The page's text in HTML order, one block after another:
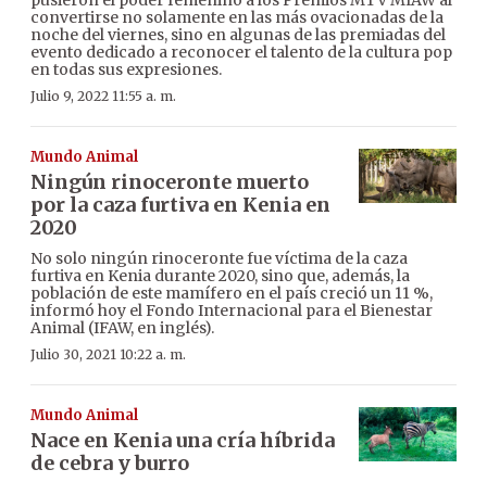
convertirse no solamente en las más ovacionadas de la
noche del viernes, sino en algunas de las premiadas del
evento dedicado a reconocer el talento de la cultura pop
en todas sus expresiones.
Julio 9, 2022 11:55 a. m.
Mundo Animal
Ningún rinoceronte muerto
por la caza furtiva en Kenia en
2020
No solo ningún rinoceronte fue víctima de la caza
furtiva en Kenia durante 2020, sino que, además, la
población de este mamífero en el país creció un 11 %,
informó hoy el Fondo Internacional para el Bienestar
Animal (IFAW, en inglés).
Julio 30, 2021 10:22 a. m.
Mundo Animal
Nace en Kenia una cría híbrida
de cebra y burro